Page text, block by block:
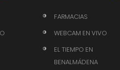
FARMACIAS
WEBCAM EN VIVO
EL TIEMPO EN
BENALMÁDENA